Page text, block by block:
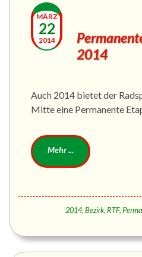
MÄRZ
22
2014
2014
Auch 2014 bietet der
Mitte eine Permanente
2014,Bezirk,RTF,